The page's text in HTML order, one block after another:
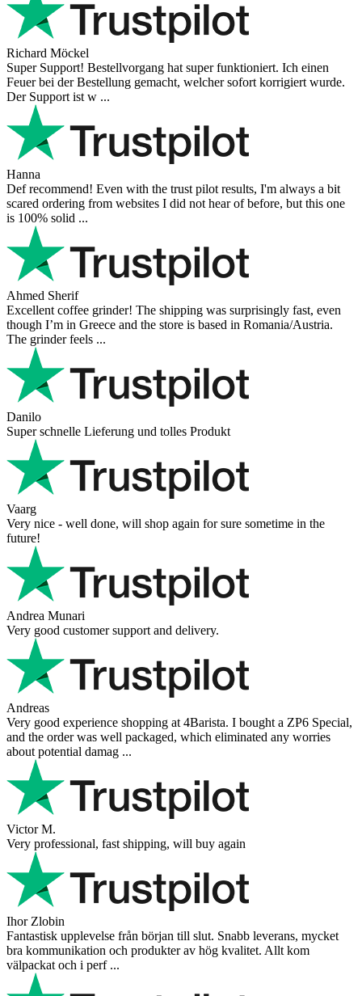
Richard Möckel
Super Support! Bestellvorgang hat super funktioniert. Ich einen
Feuer bei der Bestellung gemacht, welcher sofort korrigiert wurde.
Der Support ist w ...
Hanna
Def recommend! Even with the trust pilot results, I'm always a bit
scared ordering from websites I did not hear of before, but this one
is 100% solid ...
Ahmed Sherif
Excellent coffee grinder! The shipping was surprisingly fast, even
though I’m in Greece and the store is based in Romania/Austria.
The grinder feels ...
Danilo
Super schnelle Lieferung und tolles Produkt
Vaarg
Very nice - well done, will shop again for sure sometime in the
future!
Andrea Munari
Very good customer support and delivery.
Andreas
Very good experience shopping at 4Barista. I bought a ZP6 Special,
and the order was well packaged, which eliminated any worries
about potential damag ...
Victor M.
Very professional, fast shipping, will buy again
Ihor Zlobin
Fantastisk upplevelse från början till slut. Snabb leverans, mycket
bra kommunikation och produkter av hög kvalitet. Allt kom
välpackat och i perf ...